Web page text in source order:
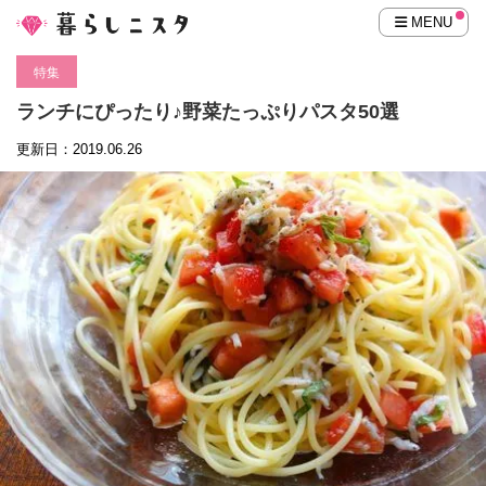
MENU
特集
ランチにぴったり♪野菜たっぷりパスタ50選
更新日：2019.06.26